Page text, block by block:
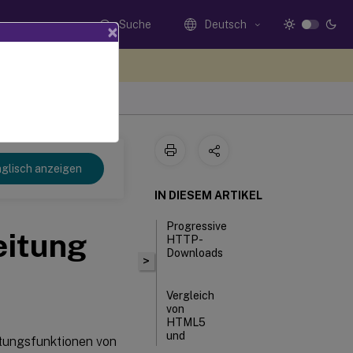
Suche Deutsch
anzeigen
von
>
IN DIESEM ARTIKEL
Progressive
HTTP-
Downloads
Vergleich
von
HTML5
und
×